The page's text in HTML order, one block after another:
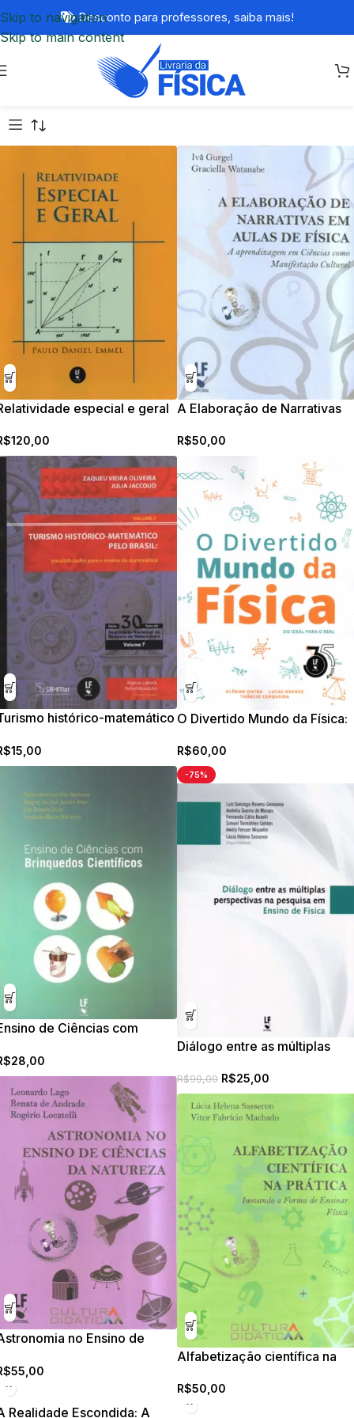
Skip to navigation
Skip to main content
Desconto para professores, saiba mais!
especial e geral
120,00
A Elaboração de Narrativas
Aprendizagem em Ciências
como Manifestação Cultural
R$50,00
histórico-matemático
o ensino de matemática
15,00
O Divertido Mundo da Física:
R$60,00
de Ciências com
28,00
-75%
Diálogo entre as múltiplas
Ensino de Física
R$99,00 R$25,00
no Ensino de
55,00
Alfabetização científica na
ensinar física
R$50,00
Realidade Escondida: A